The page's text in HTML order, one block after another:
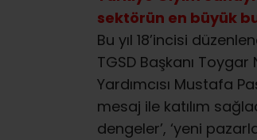
sektörün en büyük
Bu yıl 18’incisi
TGSD Başkanı Toygar
Yardımcısı Mustafa
mesaj ile katılım
dengeler’, ‘yeni